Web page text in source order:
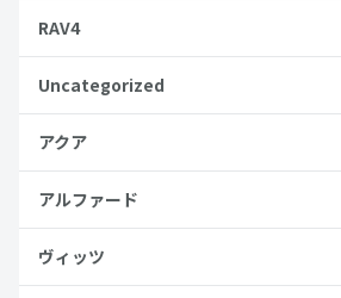
RAV4
Uncategorized
アクア
アルファード
ヴィッツ